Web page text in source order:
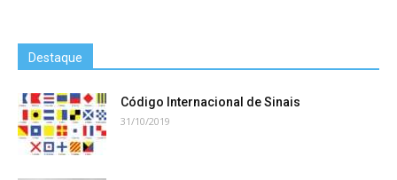
Destaque
Código Internacional de Sinais
31/10/2019